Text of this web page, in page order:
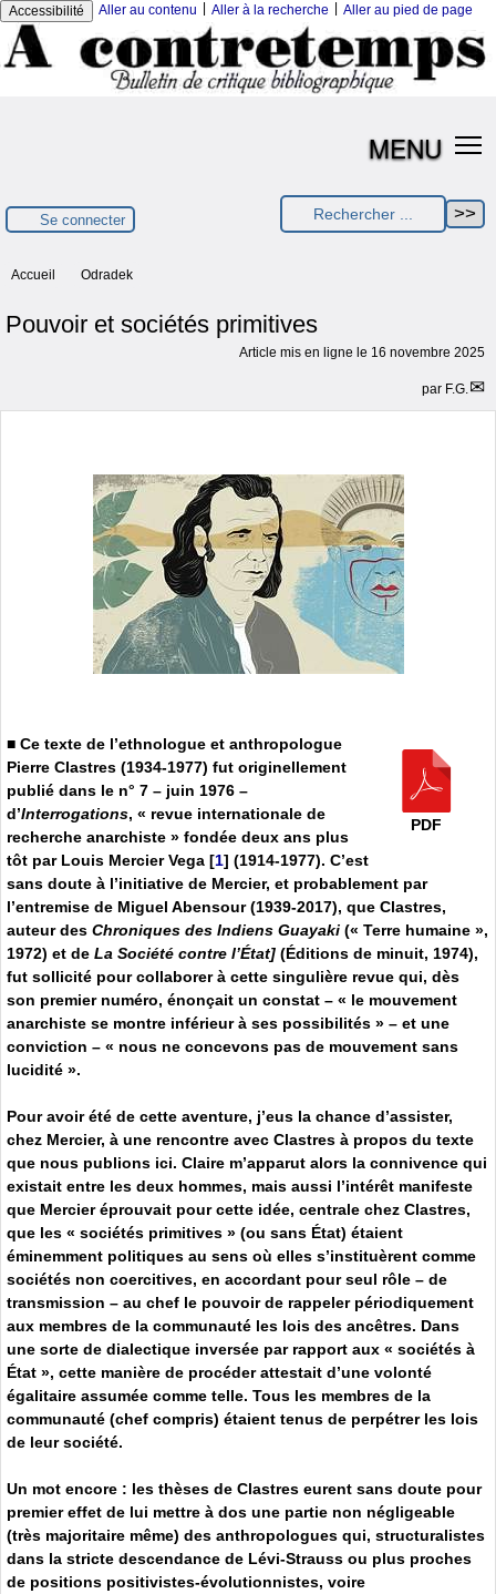
Accessibilité Aller au contenu Aller à la recherche Aller au pied de page
MENU
Se connecter
Accueil Odradek
Pouvoir et sociétés primitives
Article mis en ligne le 16 novembre 2025
par F.G.
PDF
■ Ce texte de l’ethnologue et anthropologue
Pierre Clastres (1934-1977) fut originellement
publié dans le n° 7 – juin 1976 –
d’Interrogations, « revue internationale de
recherche anarchiste » fondée deux ans plus
tôt par Louis Mercier Vega [1] (1914-1977). C’est
sans doute à l’initiative de Mercier, et probablement par
l’entremise de Miguel Abensour (1939-2017), que Clastres,
auteur des Chroniques des Indiens Guayaki (« Terre humaine »,
1972) et de La Société contre l’État] (Éditions de minuit, 1974),
fut sollicité pour collaborer à cette singulière revue qui, dès
son premier numéro, énonçait un constat – « le mouvement
anarchiste se montre inférieur à ses possibilités » – et une
conviction – « nous ne concevons pas de mouvement sans
lucidité ».
Pour avoir été de cette aventure, j’eus la chance d’assister,
chez Mercier, à une rencontre avec Clastres à propos du texte
que nous publions ici. Claire m’apparut alors la connivence qui
existait entre les deux hommes, mais aussi l’intérêt manifeste
que Mercier éprouvait pour cette idée, centrale chez Clastres,
que les « sociétés primitives » (ou sans État) étaient
éminemment politiques au sens où elles s’instituèrent comme
sociétés non coercitives, en accordant pour seul rôle – de
transmission – au chef le pouvoir de rappeler périodiquement
aux membres de la communauté les lois des ancêtres. Dans
une sorte de dialectique inversée par rapport aux « sociétés à
État », cette manière de procéder attestait d’une volonté
égalitaire assumée comme telle. Tous les membres de la
communauté (chef compris) étaient tenus de perpétrer les lois
de leur société.
Un mot encore : les thèses de Clastres eurent sans doute pour
premier effet de lui mettre à dos une partie non négligeable
(très majoritaire même) des anthropologues qui, structuralistes
dans la stricte descendance de Lévi-Strauss ou plus proches
de positions positivistes-évolutionnistes, voire